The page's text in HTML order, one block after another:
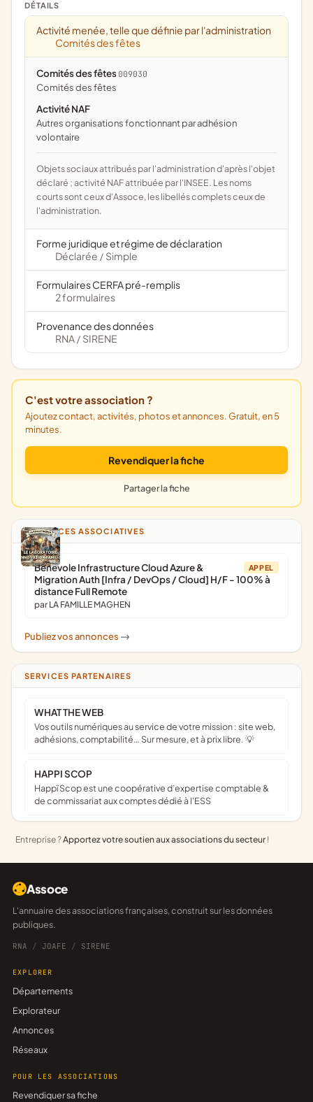
DÉTAILS
Activité menée, telle que définie par l'administration
Comités des fêtes
Comités des fêtes 009030
comités des fêtes
Activité NAF
Autres organisations fonctionnant par adhésion
volontaire
Objets sociaux attribués par l'administration d'après l'objet
déclaré ; activité NAF attribuée par l'INSEE. Les noms
courts sont ceux d'Assoce, les libellés complets ceux de
l'administration.
Forme juridique et régime de déclaration
Déclarée / Simple
Formulaires CERFA pré-remplis
2 formulaires
Provenance des données
RNA / SIRENE
C'est votre association ?
Ajoutez contact, activités, photos et annonces. Gratuit, en 5
minutes.
Revendiquer la fiche
Partager la fiche
ANNONCES ASSOCIATIVES
APPEL
Bénévole Infrastructure Cloud Azure &
Migration Auth [Infra / DevOps / Cloud] H/F - 100% à
distance Full Remote
par LA FAMILLE MAGHEN
Publiez vos annonces ->
SERVICES PARTENAIRES
WHAT THE WEB
Vos outils numériques au service de votre mission : site web,
adhésions, comptabilité… Sur mesure, et à prix libre. 💡
HAPPI SCOP
Happï Scop est une coopérative d’expertise comptable &
de commissariat aux comptes dédié à l'ESS
Entreprise ?Apportez votre soutien aux associations du secteur !
Assoce
L'annuaire des associations françaises, construit sur les données
publiques.
RNA / JOAFE / SIRENE
EXPLORER
Départements
Explorateur
Annonces
Réseaux
POUR LES ASSOCIATIONS
Revendiquer sa fiche